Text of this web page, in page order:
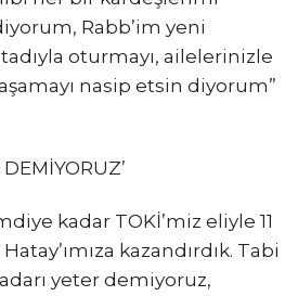
Rabb’im yeni
tadıyla oturmayı, ailelerinizle
nasip etsin diyorum”
kadar TOKİ’miz eliyle 11
kazandırdık. Tabi
yeter demiyoruz,